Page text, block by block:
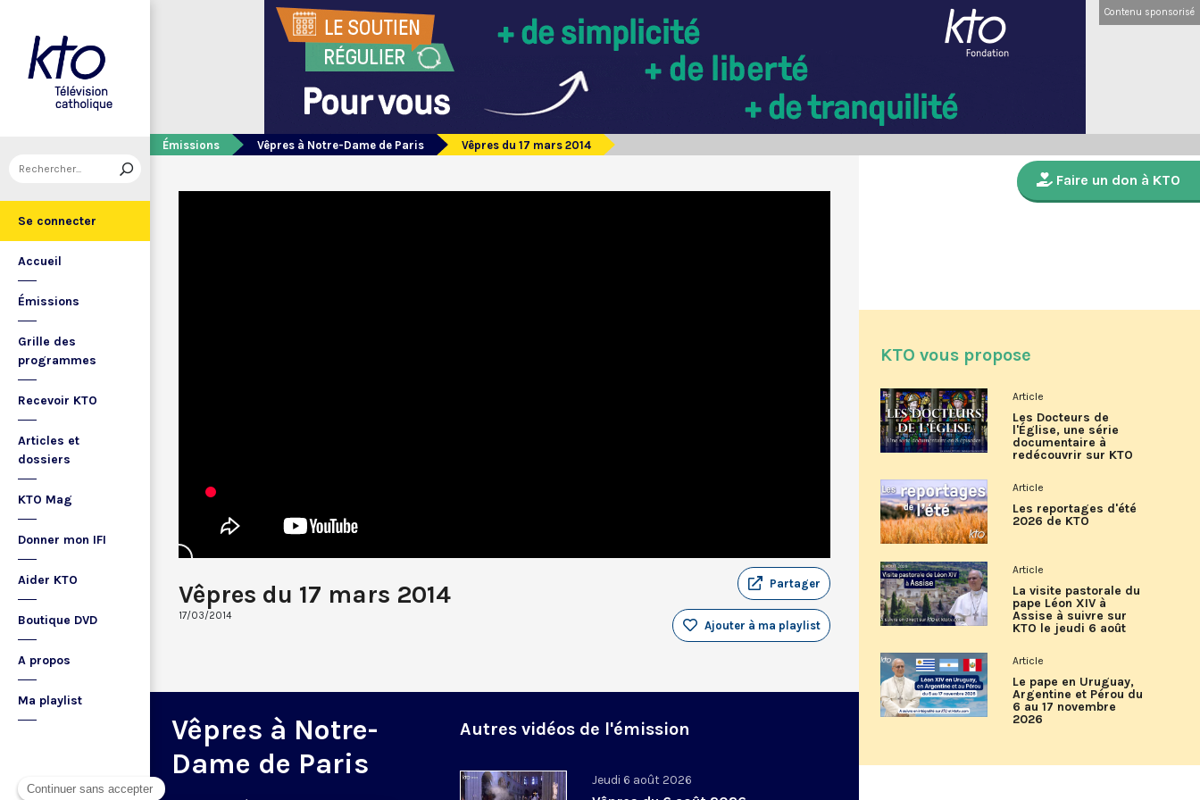
Se connecter
Accueil
Émissions
Grille des
programmes
Recevoir KTO
Articles et
dossiers
KTO Mag
Donner mon IFI
Aider KTO
Boutique DVD
A propos
Ma playlist
Contenu sponsorisé
Émissions Vêpres à Notre-Dame de Paris Vêpres du 17 mars 2014
Vêpres du 17 mars 2014
17/03/2014
Partager
Ajouter à ma playlist
Vêpres à Notre-
Dame de Paris
Autres vidéos de l'émission
Jeudi 6 août 2026
Faire un don à KTO
KTO vous propose
Article
Les Docteurs de
l'Église, une série
documentaire à
redécouvrir sur KTO
Article
Les reportages d'été
2026 de KTO
Article
La visite pastorale du
pape Léon XIV à
Assise à suivre sur
KTO le jeudi 6 août
Article
Le pape en Uruguay,
Argentine et Pérou du
6 au 17 novembre
2026